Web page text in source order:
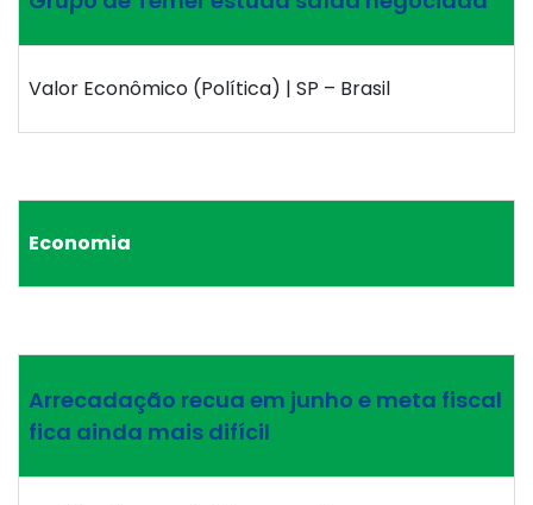
Valor Econômico (Política) | SP – Brasil
Economia
Arrecadação recua em junho e meta fiscal
fica ainda mais difícil